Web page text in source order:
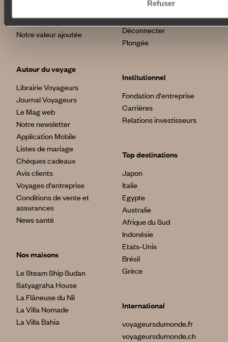
Refuser
Le voyage sur mesure
Notre valeur ajoutée
Autour du voyage
Librairie Voyageurs
Journal Voyageurs
Le Mag web
Notre newsletter
Application Mobile
Listes de mariage
Chèques cadeaux
Avis clients
Voyages d'entreprise
Conditions de vente et
assurances
News santé
Nos maisons
Le Steam Ship Sudan
Satyagraha House
La Flâneuse du Nil
La Villa Nomade
La Villa Bahia
Voyage de luxe
Tour du Monde
Déconnecter
Plongée
Institutionnel
Fondation d'entreprise
Carrières
Relations investisseurs
Top destinations
Japon
Italie
Egypte
Australie
Afrique du Sud
Indonésie
Etats-Unis
Brésil
Grèce
International
voyageursdumonde.fr
voyageursdumonde.ch